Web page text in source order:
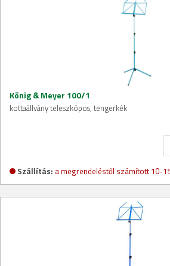
König & Meyer 100/1
kottaállvány teleszkópos, tengerkék
Szállítás: a megrendeléstől számított 10-